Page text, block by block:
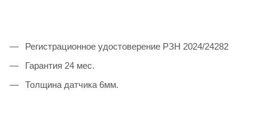
Регистрационное удостоверение РЗН 2024/24282
Гарантия 24 мес.
Толщина датчика 6мм.